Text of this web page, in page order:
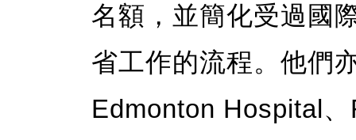
名額，並簡化受過國
省工作的流程。他們
Edmonton Hospital